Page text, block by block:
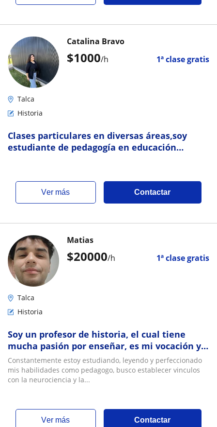
$1000/h 1ª clase gratis
Catalina Bravo
Talca
Historia
Clases particulares en diversas áreas,soy
estudiante de pedagogía en educación
ver más Contactar
$20000/h 1ª clase gratis
Matias
Talca
Historia
Soy un profesor de historia, el cual tiene
mucha pasión por enseñar, es mi vocación y
quiero hacerlo por toda mi vida , estoy
dispuesto a dar clases en cualquier nivel o
edad
Constantemente estoy estudiando, leyendo y perfeccionado
mis habilidades como pedagogo, busco establecer vinculos
con la neurociencia y la...
ver más Contactar